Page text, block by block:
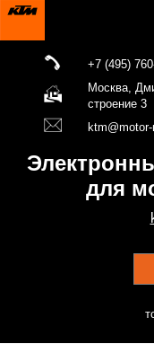
+7 (495)
Москва,
строение 3
для